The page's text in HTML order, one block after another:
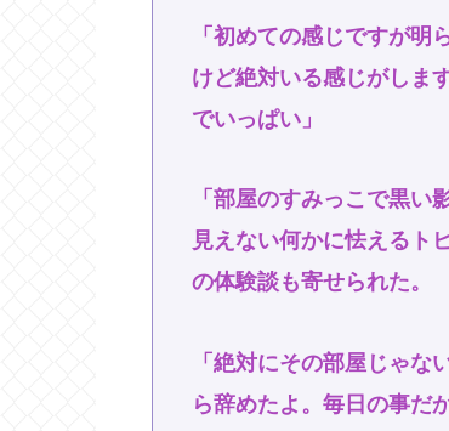
「初めての感じですが
けど絶対いる感じがしま
でいっぱい」
「部屋のすみっこで黒い
見えない何かに怯えるト
の体験談も寄せられた。
「絶対にその部屋じゃ
ら辞めたよ。毎日の事だ